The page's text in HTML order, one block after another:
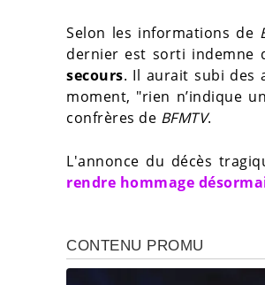
Selon les informations de
dernier est sorti indemne
secours. Il aurait subi des
moment, "rien n’indique
confrères de BFMTV.
L'annonce du décès
rendre hommage